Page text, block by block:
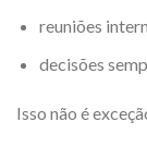
reuniões
decisões
Isso não é